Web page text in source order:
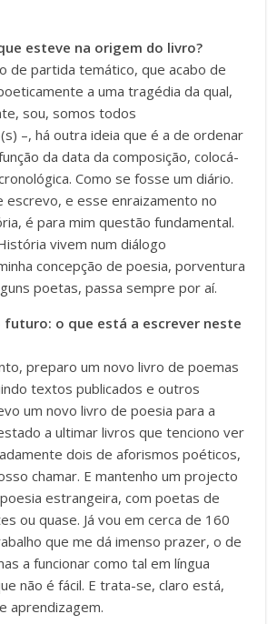
esteve na origem do livro?
de partida temático, que acabo de
a uma tragédia da qual,
sou, somos todos
–, há outra ideia que é a de ordenar
da data da composição, colocá-
Como se fosse um diário.
escrevo, e esse enraizamento no
é para mim questão fundamental.
vivem num diálogo
concepção de poesia, porventura
poetas, passa sempre por aí.
futuro: o que está a escrever neste
preparo um novo livro de poemas
textos publicados e outros
um novo livro de poesia para a
a ultimar livros que tenciono ver
dois de aforismos poéticos,
chamar. E mantenho um projecto
estrangeira, com poetas de
ou quase. Já vou em cerca de 160
que me dá imenso prazer, o de
a funcionar como tal em língua
não é fácil. E trata-se, claro está,
aprendizagem.